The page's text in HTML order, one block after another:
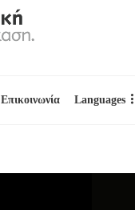
Επικοινωνία Languages